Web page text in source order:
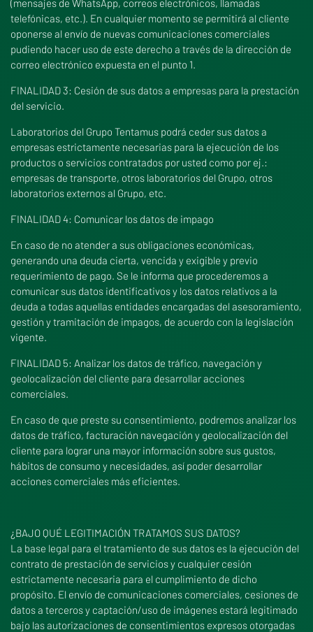
(mensajes de WhatsApp, correos electrónicos, llamadas
telefónicas, etc.). En cualquier momento se permitirá al cliente
oponerse al envío de nuevas comunicaciones comerciales
pudiendo hacer uso de este derecho a través de la dirección de
correo electrónico expuesta en el punto 1.
FINALIDAD 3: Cesión de sus datos a empresas para la prestación
del servicio.
Laboratorios del Grupo Tentamus podrá ceder sus datos a
empresas estrictamente necesarias para la ejecución de los
productos o servicios contratados por usted como por ej.:
empresas de transporte, otros laboratorios del Grupo, otros
laboratorios externos al Grupo, etc.
FINALIDAD 4: Comunicar los datos de impago
En caso de no atender a sus obligaciones económicas,
generando una deuda cierta, vencida y exigible y previo
requerimiento de pago. Se le informa que procederemos a
comunicar sus datos identificativos y los datos relativos a la
deuda a todas aquellas entidades encargadas del asesoramiento,
gestión y tramitación de impagos, de acuerdo con la legislación
vigente.
FINALIDAD 5: Analizar los datos de tráfico, navegación y
geolocalización del cliente para desarrollar acciones
comerciales.
En caso de que preste su consentimiento, podremos analizar los
datos de tráfico, facturación navegación y geolocalización del
cliente para lograr una mayor información sobre sus gustos,
hábitos de consumo y necesidades, así poder desarrollar
acciones comerciales más eficientes.
¿BAJO QUÉ LEGITIMACIÓN TRATAMOS SUS DATOS?
La base legal para el tratamiento de sus datos es la ejecución del
contrato de prestación de servicios y cualquier cesión
estrictamente necesaria para el cumplimiento de dicho
propósito. El envío de comunicaciones comerciales, cesiones de
datos a terceros y captación/uso de imágenes estará legitimado
bajo las autorizaciones de consentimientos expresos otorgadas